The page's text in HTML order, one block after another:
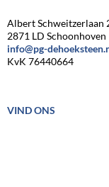
Albert Schweitzerlaan
2871 LD Schoonhoven
info@pg-
KvK 76440664
VIND ONS